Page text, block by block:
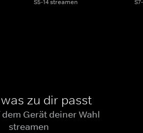
S5-14 streamen
zu dir passt
Gerät deiner Wahl
streamen